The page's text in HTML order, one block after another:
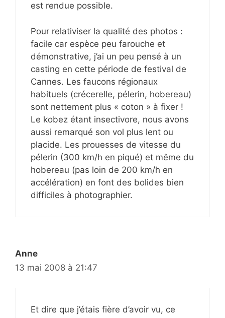
est rendue possible.
Pour relativiser la qualité des photos :
facile car espèce peu farouche et
démonstrative, j’ai un peu pensé à un
casting en cette période de festival de
Cannes. Les faucons régionaux
habituels (crécerelle, pélerin, hobereau)
sont nettement plus « coton » à fixer !
Le kobez étant insectivore, nous avons
aussi remarqué son vol plus lent ou
placide. Les prouesses de vitesse du
pélerin (300 km/h en piqué) et même du
hobereau (pas loin de 200 km/h en
accélération) en font des bolides bien
difficiles à photographier.
Anne
13 mai 2008 à 21:47
Et dire que j’étais fière d’avoir vu, ce